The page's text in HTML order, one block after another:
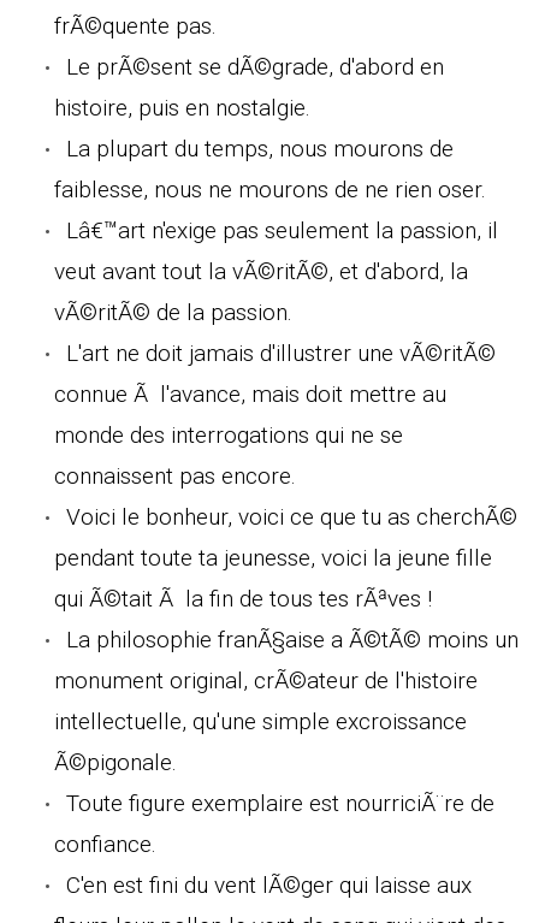
frÃ©quente pas.
Le prÃ©sent se dÃ©grade, d'abord en
histoire, puis en nostalgie.
La plupart du temps, nous mourons de
faiblesse, nous ne mourons de ne rien oser.
Lâ€™art n'exige pas seulement la passion, il
veut avant tout la vÃ©ritÃ©, et d'abord, la
vÃ©ritÃ© de la passion.
L'art ne doit jamais d'illustrer une vÃ©ritÃ©
connue Ã l'avance, mais doit mettre au
monde des interrogations qui ne se
connaissent pas encore.
Voici le bonheur, voici ce que tu as cherchÃ©
pendant toute ta jeunesse, voici la jeune fille
qui Ã©tait Ã la fin de tous tes rÃªves !
La philosophie franÃ§aise a Ã©tÃ© moins un
monument original, crÃ©ateur de l'histoire
intellectuelle, qu'une simple excroissance
Ã©pigonale.
Toute figure exemplaire est nourriciÃ¨re de
confiance.
C'en est fini du vent lÃ©ger qui laisse aux